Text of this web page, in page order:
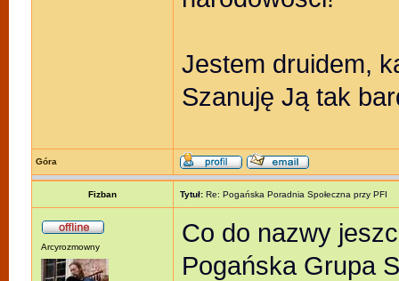
Jestem druidem,
Szanuję Ją tak
Góra
Fizban Tytuł: Re: Pogańska Poradnia Społeczna przy PFI
Arcyrozmowny
Co do nazwy
Pogańska Grupa